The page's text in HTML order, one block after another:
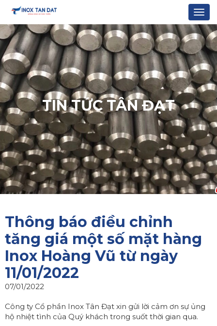
TIN TỨC TÂN ĐẠT
Thông báo điều chỉnh
tăng giá một số mặt hàng
Inox Hoàng Vũ từ ngày
11/01/2022
07/01/2022
Công ty Cổ phần Inox Tân Đạt xin gửi lời cảm ơn sự ủng
hộ nhiệt tình của Quý khách trong suốt thời gian qua.